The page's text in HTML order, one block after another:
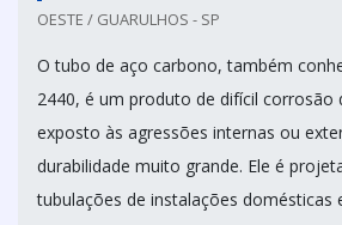
OESTE / GUARULHOS - SP
O tubo de aço carbono, também
2440, é um produto de difícil corrosão
exposto às agressões internas ou
durabilidade muito grande. Ele é
tubulações de instalações domésticas